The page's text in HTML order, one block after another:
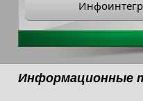
Информационные